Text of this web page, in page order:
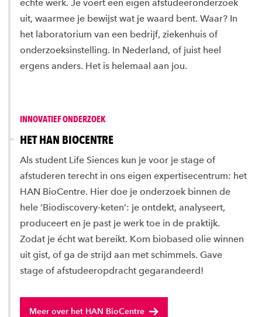
echte werk. Je voert een eigen afstudeeronderzoek
uit, waarmee je bewijst wat je waard bent. Waar? In
het laboratorium van een bedrijf, ziekenhuis of
onderzoeksinstelling. In Nederland, of juist heel
ergens anders. Het is helemaal aan jou.
INNOVATIEF ONDERZOEK
HET HAN BIOCENTRE
Als student Life Siences kun je voor je stage of
afstuderen terecht in ons eigen expertisecentrum: het
HAN BioCentre. Hier doe je onderzoek binnen de
hele ‘Biodiscovery-keten’: je ontdekt, analyseert,
produceert en je past je werk toe in de praktijk.
Zodat je écht wat bereikt. Kom biobased olie winnen
uit gist, of ga de strijd aan met schimmels. Gave
stage of afstudeeropdracht gegarandeerd!
Meer over het HAN BioCentre